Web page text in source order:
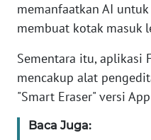
memanfaatkan AI
membuat kotak masuk
Sementara itu, aplikasi
mencakup alat
"Smart Eraser" versi
Baca Juga:
JURNAL
MARITIM
FISUELRI
NEWS